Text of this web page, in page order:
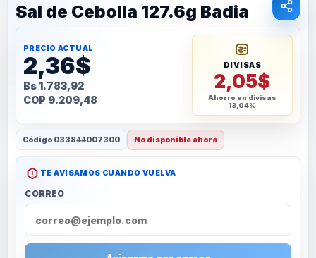
Sal de Cebolla 127.6g Badia
PRECIO ACTUAL
2,36$
Bs 1.783,92
COP 9.209,48
DIVISAS
2,05$
Ahorro en divisas
13,04%
Código 033844007300 No disponible ahora
TE AVISAMOS CUANDO VUELVA
CORREO